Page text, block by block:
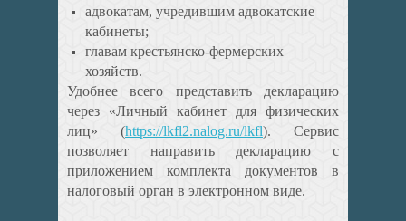
адвокатам, учредившим адвокатские
кабинеты;
главам крестьянско-фермерских
хозяйств.
Удобнее всего представить декларацию
через «Личный кабинет для физических
лиц» (https://lkfl2.nalog.ru/lkfl). Сервис
позволяет направить декларацию с
приложением комплекта документов в
налоговый орган в электронном виде.